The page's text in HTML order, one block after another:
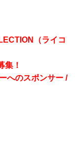
（ライコ
集！
へのスポンサー /